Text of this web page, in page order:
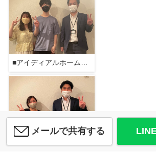
約720m／9分
約1443m／19分
PATH池上
/ 1LDK
■アイディアルホーム大森本店■
■アイディアルホーム大森本店■
メールで共有する